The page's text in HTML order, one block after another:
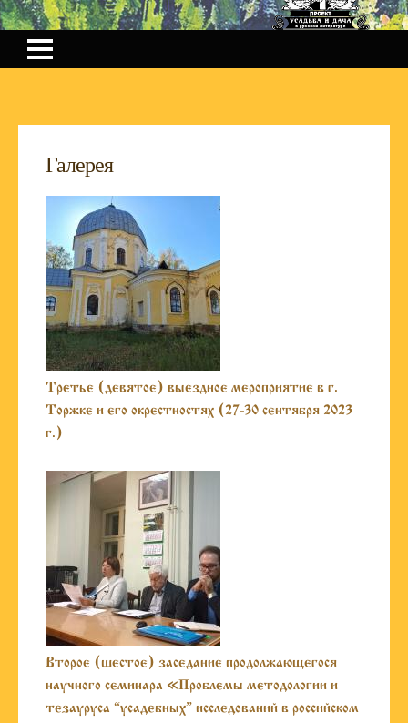
Галерея
Третье (девятое) выездное мероприятие в г.
Торжке и его окрестностях (27-30 сентября 2023
г.)
Второе (шестое) заседание продолжающегося
научного семинара «Проблемы методологии и
тезауруса “усадебных” исследований в российском